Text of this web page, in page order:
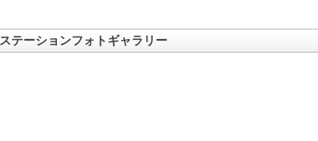
ステーションフォトギャラリー